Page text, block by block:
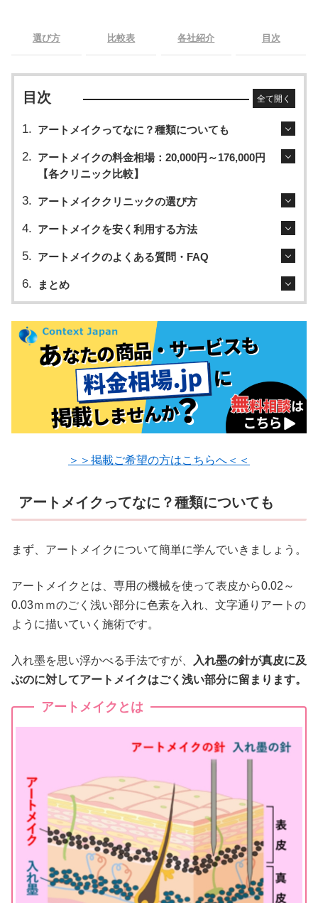
選び方 比較表 各社紹介 目次
目次 全て開く
アートメイクってなに？種類についても
アートメイクの料金相場：20,000円～176,000円
【各クリニック比較】
アートメイククリニックの選び方
アートメイクを安く利用する方法
アートメイクのよくある質問・FAQ
まとめ
＞＞掲載ご希望の方はこちらへ＜＜
アートメイクってなに？種類についても
まず、アートメイクについて簡単に学んでいきましょう。
アートメイクとは、専用の機械を使って表皮から0.02～
0.03ｍｍのごく浅い部分に色素を入れ、文字通りアートの
ように描いていく施術です。
入れ墨を思い浮かべる手法ですが、
入れ墨の針が真皮に及
ぶのに対してアートメイクはごく浅い部分に留まります。
アートメイクとは